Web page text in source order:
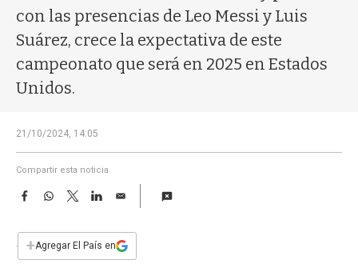
con las presencias de Leo Messi y Luis
Suárez, crece la expectativa de este
campeonato que será en 2025 en Estados
Unidos.
21/10/2024, 14:05
Compartir esta noticia
F
e
b
W
s
T
w
t
L
E
i
l
+Agregar El País en